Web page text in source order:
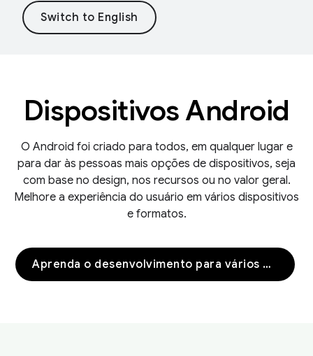
Dispositivos Android
O Android foi criado para todos, em qualquer lugar e
para dar às pessoas mais opções de dispositivos, seja
com base no design, nos recursos ou no valor geral.
Melhore a experiência do usuário em vários dispositivos
e formatos.
Aprenda o desenvolvimento para vários dispositivos